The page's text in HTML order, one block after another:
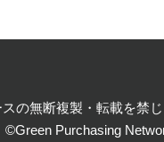
の無断複製・転載を禁じ
©Green Purchasing